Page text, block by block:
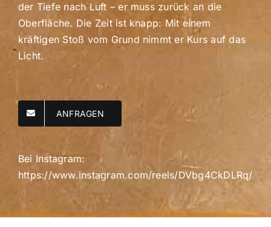
der Tiefe nach Luft – er muss zurück an die
Oberfläche. Die Zeit ist knapp: Mit einem
kräftigen Stoß vom Grund nimmt er Kurs auf das
Licht.
ANFRAGEN
Bei Instagram:
https://www.instagram.com/reels/DVbg4CkDLRq/